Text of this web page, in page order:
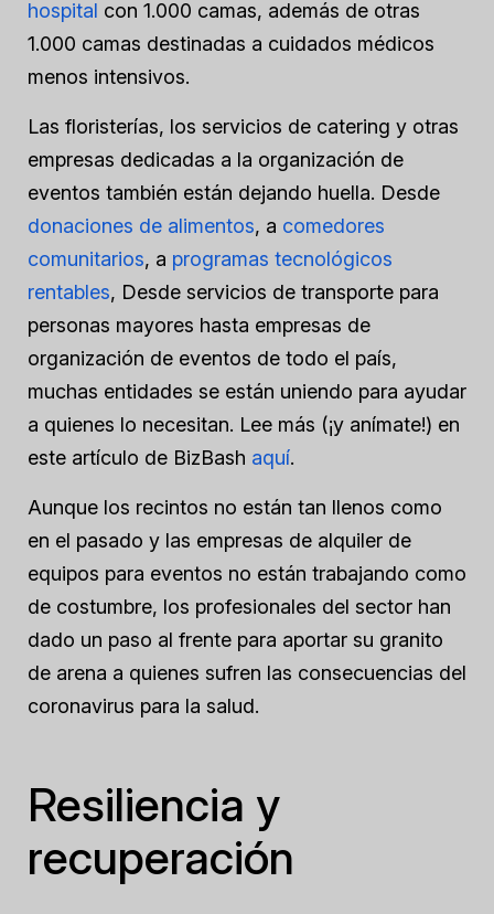
hospital con 1.000 camas, además de otras
1.000 camas destinadas a cuidados médicos
menos intensivos.
Las floristerías, los servicios de catering y otras
empresas dedicadas a la organización de
eventos también están dejando huella. Desde
donaciones de alimentos, a comedores
comunitarios, a programas tecnológicos
rentables, Desde servicios de transporte para
personas mayores hasta empresas de
organización de eventos de todo el país,
muchas entidades se están uniendo para ayudar
a quienes lo necesitan. Lee más (¡y anímate!) en
este artículo de BizBash aquí.
Aunque los recintos no están tan llenos como
en el pasado y las empresas de alquiler de
equipos para eventos no están trabajando como
de costumbre, los profesionales del sector han
dado un paso al frente para aportar su granito
de arena a quienes sufren las consecuencias del
coronavirus para la salud.
Resiliencia y
recuperación